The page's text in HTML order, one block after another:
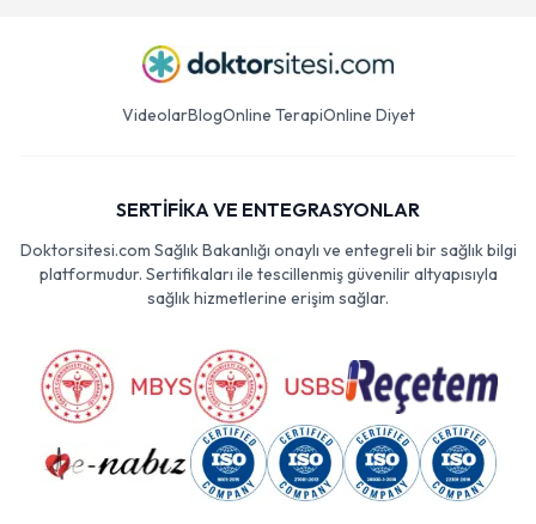
VideolarBlogOnline TerapiOnline Diyet
SERTİFİKA VE ENTEGRASYONLAR
Doktorsitesi.com Sağlık Bakanlığı onaylı ve entegreli bir sağlık bilgi
platformudur. Sertifikaları ile tescillenmiş güvenilir altyapısıyla
sağlık hizmetlerine erişim sağlar.